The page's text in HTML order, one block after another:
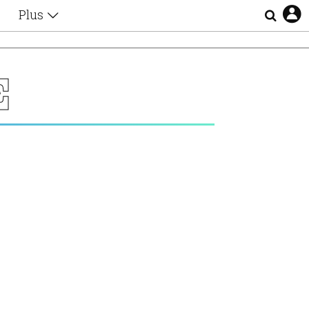
Plus